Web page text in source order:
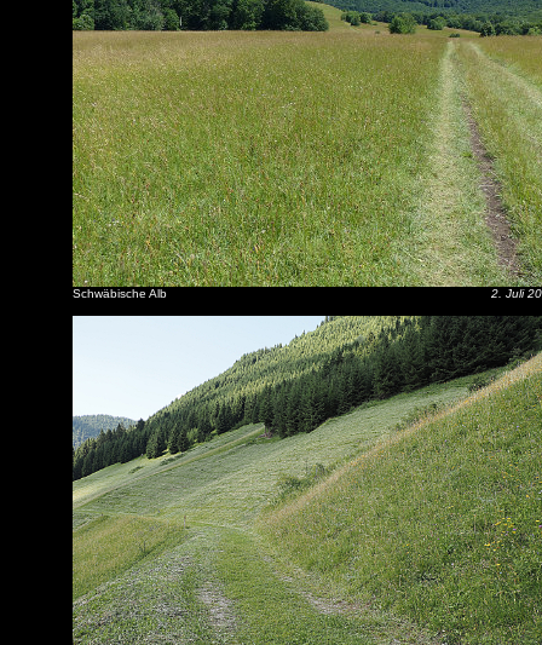
Schwäbische Alb 2. Juli